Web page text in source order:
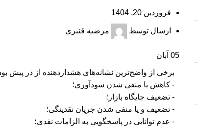
فروردین 20, 1404
ارسال توسط مرضیه قنبری
05 آبان
برخی از واضح‌ترین نشانه‌های هشداردهنده از در پیش
- کاهش یا منفی شدن سود‌آوری؛
- تضعیف جایگاه بازار؛
- تضعیف و یا منفی شدن جریان نقدینگی؛
- عدم توانایی در پاسخگویی به الزامات نقدی؛